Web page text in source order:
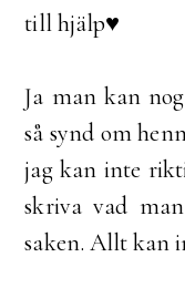
till hjälp♥
Ja man kan
så synd om
jag kan inte
skriva vad
saken. Allt kan